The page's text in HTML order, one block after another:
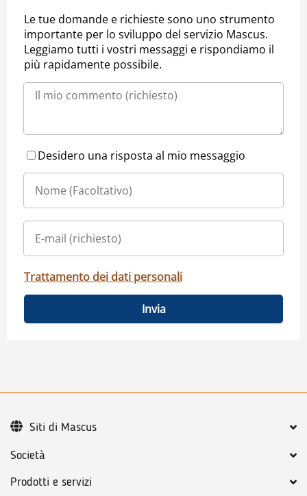
Le tue domande e richieste sono uno strumento
importante per lo sviluppo del servizio Mascus.
Leggiamo tutti i vostri messaggi e rispondiamo il
più rapidamente possibile.
Desidero una risposta al mio messaggio
Trattamento dei dati personali
Invia
Società
Prodotti e servizi
Siti di Mascus